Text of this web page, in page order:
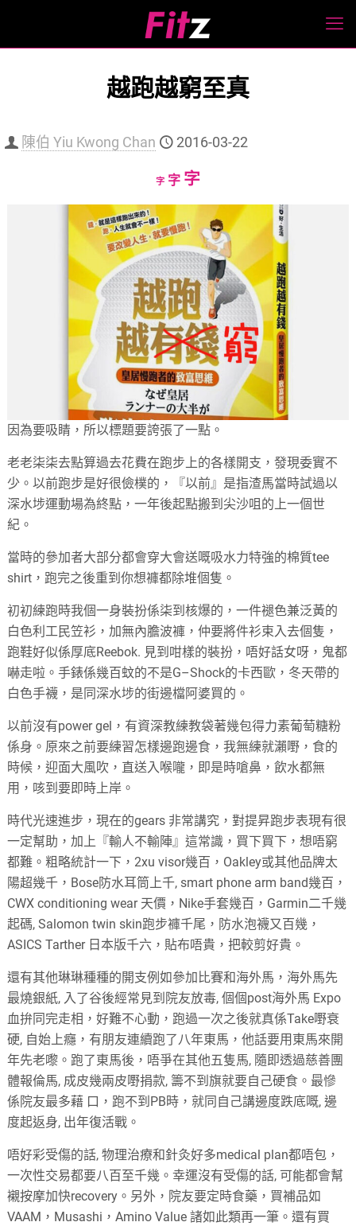
越跑越窮至真
陳伯 Yiu Kwong Chan 2016-03-22
字Decrease
size.
字Reset
size.
字Increase
size.
因為要吸睛 ， 所以標題要誇張了一點。
老老柒柒去點算過去花費在跑步上的各樣開支 ，發現委實不
少。以前跑步是好很儉樸的 ，
『以前』是指渣馬當時試過以
深水埗運動場為終點 ，一年後起點搬到尖沙咀的上一個世
紀。
當時的參加者大部分都會穿大會送嘅吸水力特強的棉質tee
shirt ， 跑完之後重到你想褲都除堆個隻。
初初練跑時我個一身裝扮係柒到核爆的 ，一件褪色兼泛黃的
白色利工民笠衫 ，加無內膽波褲 ，仲要將件衫束入去個隻 ，
跑鞋好似係厚底Reebok. 見到咁樣的裝扮 ， 唔好話女呀 ， 鬼都
嚇走啦。手錶係幾百蚊的不是G–Shock的卡西歐 ， 冬天帶的
白色手襪 ， 是同深水埗的街邊檔阿婆買的。
以前沒有power gel ， 有資深教練教袋著幾包得力素葡萄糖粉
係身。原來之前要練習怎樣邊跑邊食 ，我無練就瀨嘢 ， 食的
時候 ，迎面大風吹 ， 直送入喉嚨 ， 即是時嗆鼻 ，飲水都無
用 ， 咳到要即時上岸。
時代光速進步 ，現在的gears 非常講究 ，對提昇跑步表現有很
一定幫助 ，加上『輸人不輸陣』這常識 ， 買下買下 ，想唔窮
都難。粗略統計一下 ， 2xu visor幾百 ， Oakley或其他品牌太
陽超幾千 ， Bose防水耳筒上千, smart phone arm band幾百 ，
CWX conditioning wear 天價 ， Nike手套幾百 ， Garmin二千幾
起碼, Salomon twin skin跑步褲千尾 ， 防水泡襪又百幾 ，
ASICS Tarther 日本版千六 ， 貼布唔貴 ，把較剪好貴 。
還有其他琳琳種種的開支例如參加比賽和海外馬 ， 海外馬先
最燒銀紙, 入了谷後經常見到院友放毒, 個個post海外馬 Expo
血拚同完走相 ，好難不心動 ， 跑過一次之後就真係Take嘢衰
硬, 自始上癮 ， 有朋友連續跑了八年東馬 ，他話要用東馬來開
年先老嚟。跑了東馬後 ， 唔爭在其他五隻馬, 隨即透過慈善團
體報倫馬, 成皮幾兩皮嘢捐款, 籌不到旗就要自己硬食。最慘
係院友最多藉 口 ， 跑不到PB時 ，就同自己講邊度跌底嘅, 邊
度起返身, 出年復活戰。
唔好彩受傷的話, 物理治療和針灸好多medical plan都唔包 ，
一次性交易都要八百至千幾 。幸運沒有受傷的話, 可能都會幫
襯按摩加快recovery 。另外 ， 院友要定時食藥， 買補品如
VAAM ， Musashi ，Amino Value 諸如此類再一筆 。還有買